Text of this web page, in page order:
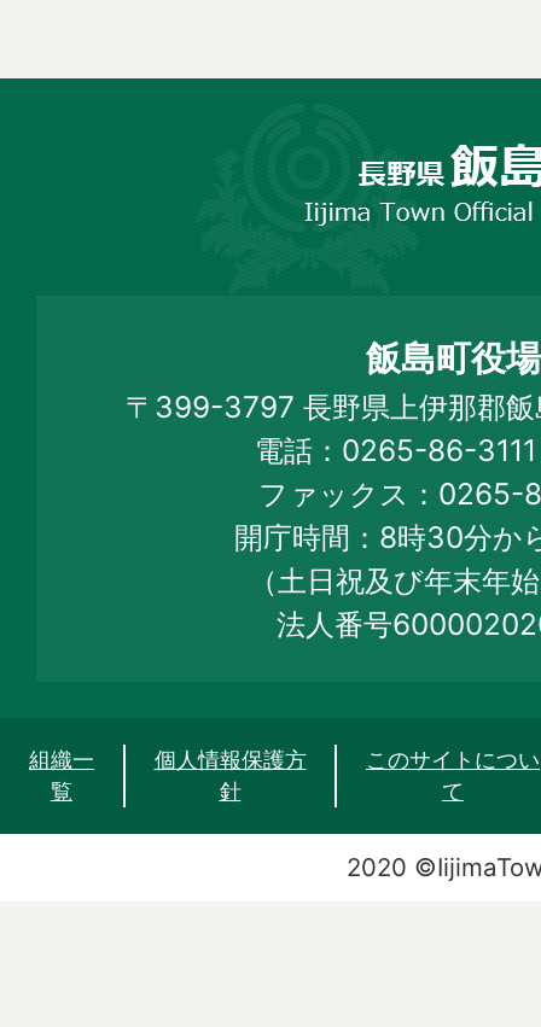
Town
Official
Web
Site
飯島町役場
〒399-3797 長野県上伊那郡
電話：0265-86-
ファックス：0265-
開庁時間：8時30分か
（土日祝及び年末年
法人番号
組織一
覧
個人情報保護方
針
このサイトについ
て
2020